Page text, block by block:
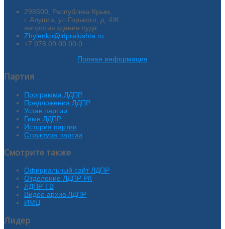
298500, Республика Крым,
г. Алушта, ул.Горького, д. 4Ж
напротив здания суда
Zhylenko@ldpralushta.ru
+7 978 09 00 00 0
Полная информация
Партия
Программа ЛДПР
Предложения ЛДПР
Устав партии
Гимн ЛДПР
История партии
Структура партии
Смотрите также
Официальный сайт ЛДПР
Отделение ЛДПР РК
ЛДПР ТВ
Видео архив ЛДПР
ИМЦ
Лидер